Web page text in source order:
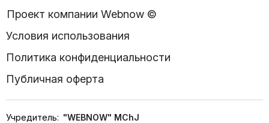
Проект компании Webnow ©
Условия использования
Политика конфиденциальности
Публичная оферта
Учредитель: "WEBNOW" MChJ